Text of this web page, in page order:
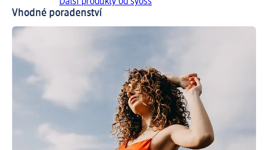
Další produkty od syoss
Vhodné poradenství